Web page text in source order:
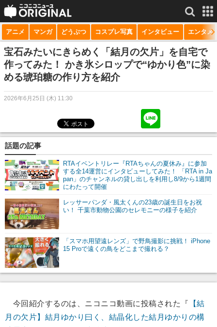
サービス一覧 もっと見る
niconico
動画
生放送
マンガ
ニコニコQ
アニメ マンガ どうぶつ コスプレ写真 インタビュー エンタメ
宝石みたいにきらめく「結月の欠片」を自宅で
作ってみた！ かき氷シロップで“ゆかり色”に染
める琥珀糖の作り方を紹介
2026年6月25日 (木) 11:30
話題の記事
RTAイベントリレー『RTAちゃんの夏休み』に参加
する全14運営にインタビューしてみた！ 「RTA in Ja
pan」のチャンネルの貸し出しを利用し8/9から1週間
にわたって開催
レッサーパンダ・風太くんの23歳の誕生日をお祝
い！ 千葉市動物公園のセレモニーの様子を紹介
「スマホ用望遠レンズ」で野鳥撮影に挑戦！ iPhone
15 Proで遠くの鳥をどこまで撮れる？
今回紹介するのは、ニコニコ動画に投稿された『 【結
月の欠片】結月ゆかり曰く、結晶化した結月ゆかりの構